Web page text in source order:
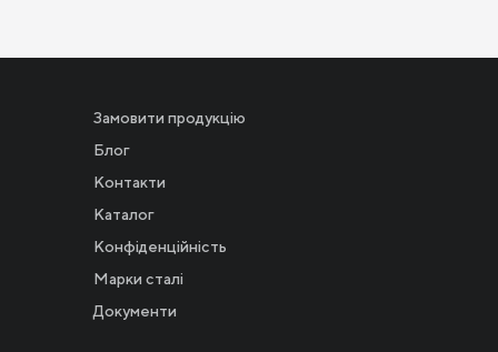
Замовити продукцію
Блог
Контакти
Каталог
Конфіденційність
Марки сталі
Документи
Новости
Инвесторам